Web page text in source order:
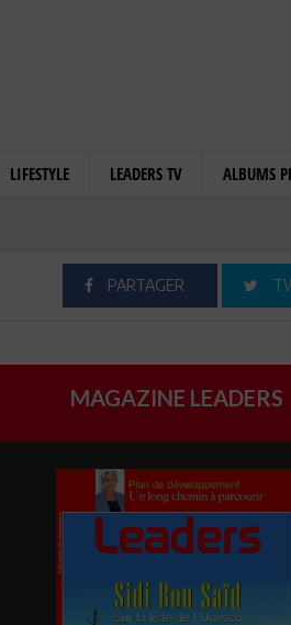
LIFESTYLE LEADERS TV ALBUMS
PARTAGER
MAGAZINE LEADERS